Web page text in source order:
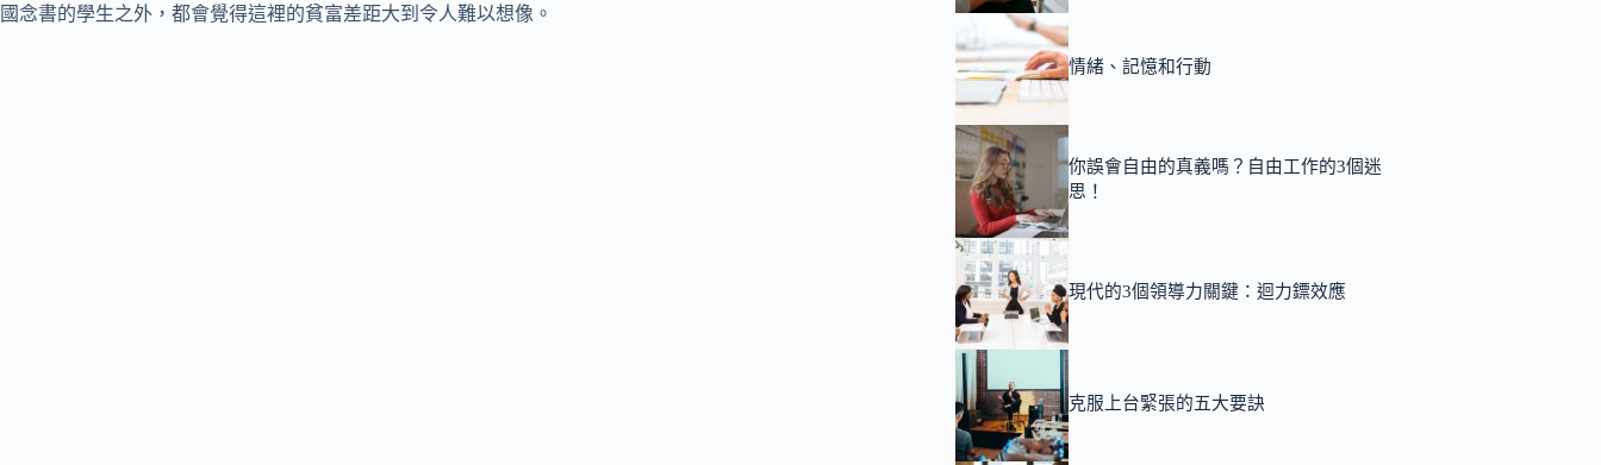
國念書的學生之外，都會覺得這裡的貧富差距大到令人難以想像。
情緒、記憶和行動
你誤會自由的真義嗎？自由工作的3個迷
思！
現代的3個領導力關鍵：迴力鏢效應
克服上台緊張的五大要訣